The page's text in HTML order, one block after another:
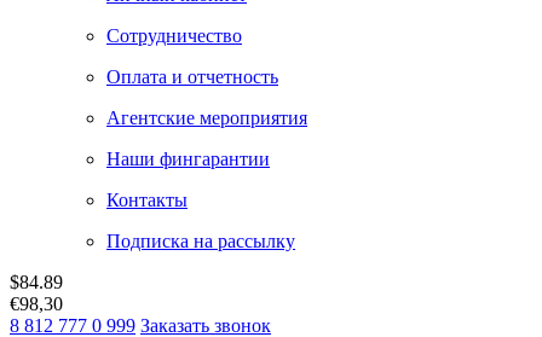
Сотрудничество
Оплата и отчетность
Агентские мероприятия
Наши фингарантии
Контакты
Подписка на рассылку
$84.89
€98,30
8 812 777 0 999 Заказать звонок